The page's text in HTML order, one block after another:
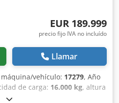
EUR 189.999
precio fijo IVA no incluído
Llamar
vehículo: 17279, Año
de carga: 16.000 kg, altura
libre: